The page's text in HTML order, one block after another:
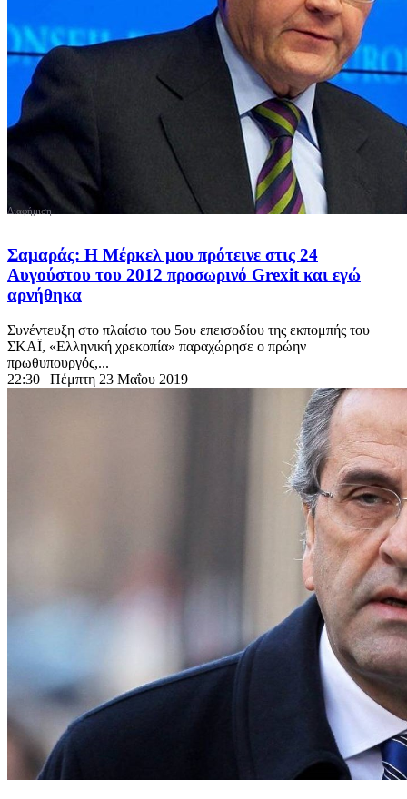
Σαμαράς: Η Μέρκελ μου πρότεινε στις 24
Αυγούστου του 2012 προσωρινό Grexit και εγώ
αρνήθηκα
Συνέντευξη στο πλαίσιο του 5ου επεισοδίου της εκπομπής του
ΣΚΑΪ, «Ελληνική χρεκοπία» παραχώρησε ο πρώην
πρωθυπουργός,...
22:30 | Πέμπτη 23 Μαΐου 2019